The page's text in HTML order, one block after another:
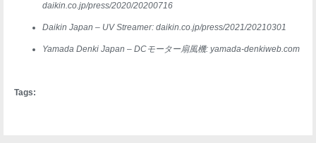
daikin.co.jp/press/2020/20200716
Daikin Japan – UV Streamer: daikin.co.jp/press/2021/20210301
Yamada Denki Japan – DCモーター扇風機: yamada-denkiweb.com
Tags: